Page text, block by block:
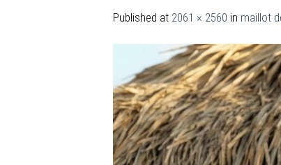
Published at 2061 × 2560 in maillot